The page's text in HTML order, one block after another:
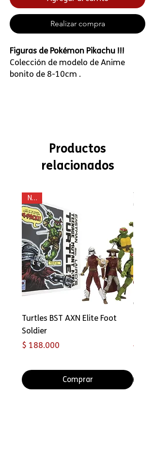
Realizar compra
Figuras de Pokémon Pikachu !!!
Colección de modelo de Anime
bonito de 8-10cm .
Productos
relacionados
New
Turtles BST AXN Elite Foot
Soldier
Precio
$ 188.000
Comprar
Precio
$